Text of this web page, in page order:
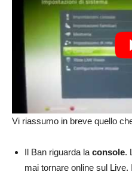
Vi riassumo in breve quello
Il Ban riguarda la console.
mai tornare online sul Live.